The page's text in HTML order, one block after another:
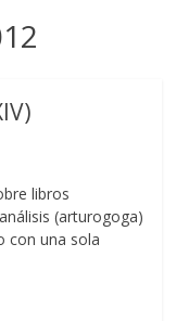
libros
(arturogoga)
con una sola